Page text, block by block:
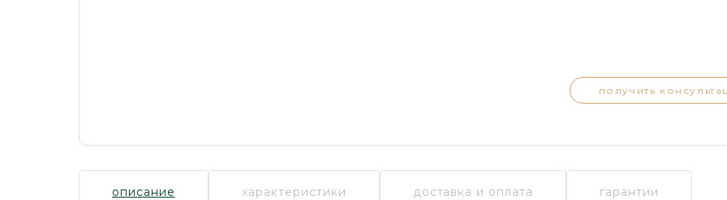
получить
описание характеристики доставка и оплата гарантии